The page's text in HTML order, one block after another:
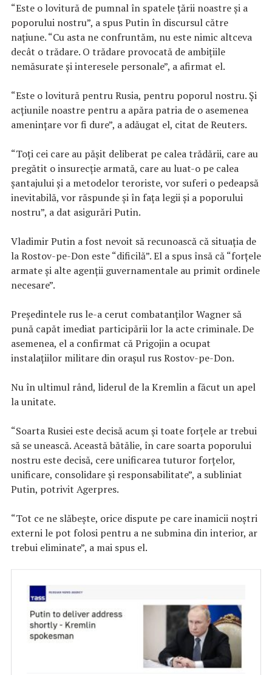
“Este o lovitură de pumnal în spatele ţării noastre şi a
poporului nostru”, a spus Putin în discursul către
naţiune. “Cu asta ne confruntăm, nu este nimic altceva
decât o trădare. O trădare provocată de ambiţiile
nemăsurate şi interesele personale”, a afirmat el.
“Este o lovitură pentru Rusia, pentru poporul nostru. Şi
acţiunile noastre pentru a apăra patria de o asemenea
ameninţare vor fi dure”, a adăugat el, citat de Reuters.
“Toţi cei care au păşit deliberat pe calea trădării, care au
pregătit o insurecţie armată, care au luat-o pe calea
şantajului şi a metodelor teroriste, vor suferi o pedeapsă
inevitabilă, vor răspunde şi în faţa legii şi a poporului
nostru”, a dat asigurări Putin.
Vladimir Putin a fost nevoit să recunoască că situaţia de
la Rostov-pe-Don este “dificilă”. El a spus însă că “forţele
armate şi alte agenţii guvernamentale au primit ordinele
necesare”.
Preşedintele rus le-a cerut combatanţilor Wagner să
pună capăt imediat participării lor la acte criminale. De
asemenea, el a confirmat că Prigojin a ocupat
instalaţiilor militare din oraşul rus Rostov-pe-Don.
Nu în ultimul rând, liderul de la Kremlin a făcut un apel
la unitate.
“Soarta Rusiei este decisă acum şi toate forţele ar trebui
să se unească. Această bătălie, în care soarta poporului
nostru este decisă, cere unificarea tuturor forţelor,
unificare, consolidare şi responsabilitate”, a subliniat
Putin, potrivit Agerpres.
“Tot ce ne slăbeşte, orice dispute pe care inamicii noştri
externi le pot folosi pentru a ne submina din interior, ar
trebui eliminate”, a mai spus el.